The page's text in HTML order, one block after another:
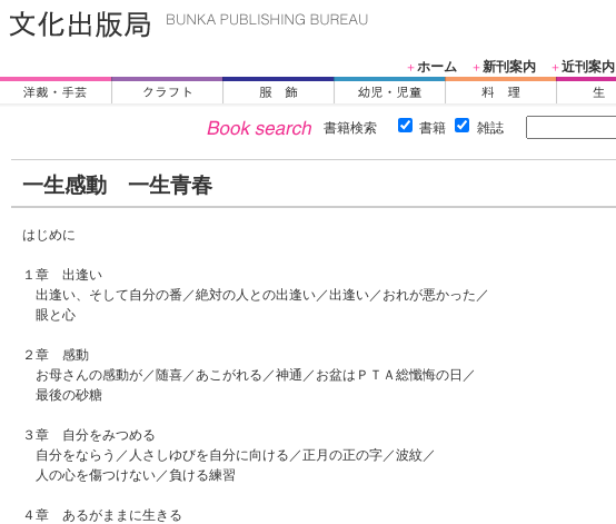
＋ホーム ＋新刊案内 ＋近刊案内
書籍検索 書籍 雑誌
一生感動 一生青春
はじめに
１章 出逢い
出逢い、そして自分の番／絶対の人との出逢い／出逢い／おれが悪かった／
眼と心
２章 感動
お母さんの感動が／随喜／あこがれる／神通／お盆はＰＴＡ総懺悔の日／
最後の砂糖
３章 自分をみつめる
自分をならう／人さしゆびを自分に向ける／正月の正の字／波紋／
人の心を傷つけない／負ける練習
４章 あるがままに生きる